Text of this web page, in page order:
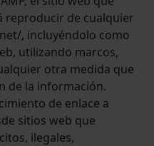
reproducir de cualquier
, incluyéndolo como
utilizando marcos,
otra medida que
de la información.
de enlace a
sitios web que
ilegales,